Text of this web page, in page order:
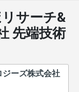
サーチ&
先端技術
ジーズ株式会社